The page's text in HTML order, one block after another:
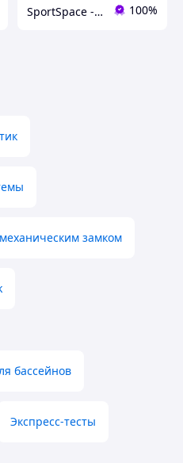
SportSpace - Спортивное питание и витамины! 100%
замком
бассейнов
Экспресс-тесты